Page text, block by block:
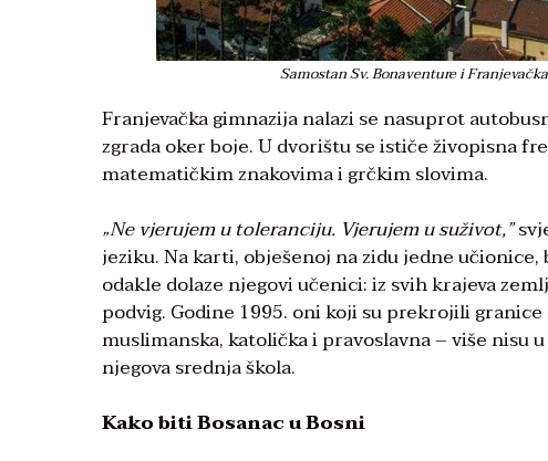
Samostan Sv. Bonaventure i
Franjevačka gimnazija nalazi se nasuprot
zgrada oker boje. U dvorištu se ističe živopisna
matematičkim znakovima i grčkim slovima.
„Ne vjerujem u toleranciju. Vjerujem u suživot,”
jeziku. Na karti, obješenoj na zidu jedne
odakle dolaze njegovi učenici: iz svih krajeva
podvig. Godine 1995. oni koji su prekrojili
muslimanska, katolička i pravoslavna – više nisu
njegova srednja škola.
Kako biti Bosanac u Bosni